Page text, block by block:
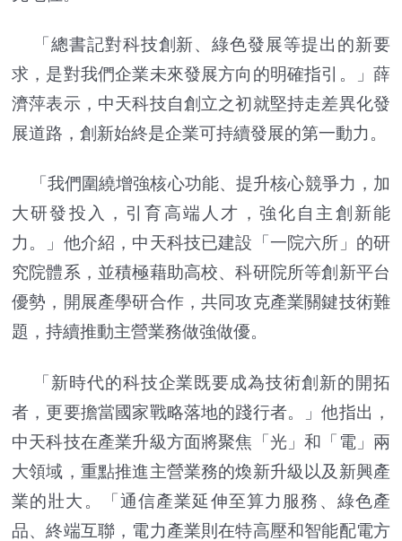
「總書記對科技創新、綠色發展等提出的新要
求，是對我們企業未來發展方向的明確指引。」薛
濟萍表示，中天科技自創立之初就堅持走差異化發
展道路，創新始終是企業可持續發展的第一動力。
「我們圍繞增強核心功能、提升核心競爭力，加
大研發投入，引育高端人才，強化自主創新能
力。」他介紹，中天科技已建設「一院六所」的研
究院體系，並積極藉助高校、科研院所等創新平台
優勢，開展產學研合作，共同攻克產業關鍵技術難
題，持續推動主營業務做強做優。
「新時代的科技企業既要成為技術創新的開拓
者，更要擔當國家戰略落地的踐行者。」他指出，
中天科技在產業升級方面將聚焦「光」和「電」兩
大領域，重點推進主營業務的煥新升級以及新興產
業的壯大。「通信產業延伸至算力服務、綠色產
品、終端互聯，電力產業則在特高壓和智能配電方